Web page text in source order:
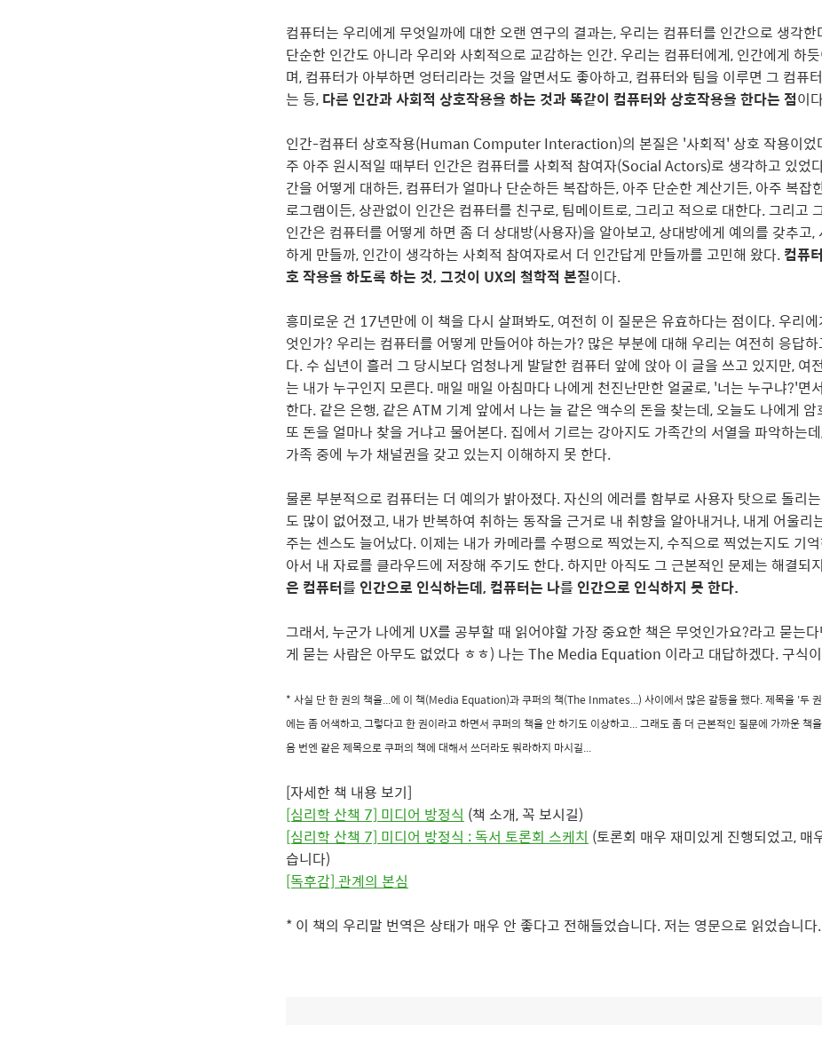
컴퓨터는 우리에게 무엇일까에 대한 오랜 연구의 결과는, 우리는 컴퓨터를 인간으로 생각
단순한 인간도 아니라 우리와 사회적으로 교감하는 인간. 우리는 컴퓨터에게, 인간에게 하
며, 컴퓨터가 아부하면 엉터리라는 것을 알면서도 좋아하고, 컴퓨터와 팀을 이루면 그 컴퓨
는 등, 다른 인간과 사회적 상호작용을 하는 것과 똑같이 컴퓨터와 상호작용을 한다는 점이
인간-컴퓨터 상호작용(Human Computer Interaction)의 본질은 '사회적' 상호 작용이었
주 아주 원시적일 때부터 인간은 컴퓨터를 사회적 참여자(Social Actors)로 생각하고 있었
간을 어떻게 대하든, 컴퓨터가 얼마나 단순하든 복잡하든, 아주 단순한 계산기든, 아주 복잡
로그램이든, 상관없이 인간은 컴퓨터를 친구로, 팀메이트로, 그리고 적으로 대한다. 그리고
인간은 컴퓨터를 어떻게 하면 좀 더 상대방(사용자)을 알아보고, 상대방에게 예의를 갖추고,
하게 만들까, 인간이 생각하는 사회적 참여자로서 더 인간답게 만들까를 고민해 왔다. 컴퓨
호 작용을 하도록 하는 것, 그것이 UX의 철학적 본질이다.
흥미로운 건 17년만에 이 책을 다시 살펴봐도, 여전히 이 질문은 유효하다는 점이다. 우리
엇인가? 우리는 컴퓨터를 어떻게 만들어야 하는가? 많은 부분에 대해 우리는 여전히 응답
다. 수 십년이 흘러 그 당시보다 엄청나게 발달한 컴퓨터 앞에 앉아 이 글을 쓰고 있지만, 여
는 내가 누구인지 모른다. 매일 매일 아침마다 나에게 천진난만한 얼굴로, '너는 누구냐?'면
한다. 같은 은행, 같은 ATM 기계 앞에서 나는 늘 같은 액수의 돈을 찾는데, 오늘도 나에게 암
또 돈을 얼마나 찾을 거냐고 물어본다. 집에서 기르는 강아지도 가족간의 서열을 파악하는
가족 중에 누가 채널권을 갖고 있는지 이해하지 못 한다.
물론 부분적으로 컴퓨터는 더 예의가 밝아졌다. 자신의 에러를 함부로 사용자 탓으로 돌리
도 많이 없어졌고, 내가 반복하여 취하는 동작을 근거로 내 취향을 알아내거나, 내게 어울리
주는 센스도 늘어났다. 이제는 내가 카메라를 수평으로 찍었는지, 수직으로 찍었는지도 기
아서 내 자료를 클라우드에 저장해 주기도 한다. 하지만 아직도 그 근본적인 문제는 해결되
은 컴퓨터를 인간으로 인식하는데, 컴퓨터는 나를 인간으로 인식하지 못 한다.
그래서, 누군가 나에게 UX를 공부할 때 읽어야할 가장 중요한 책은 무엇인가요?라고 묻는
게 묻는 사람은 아무도 없었다 ㅎㅎ) 나는 The Media Equation 이라고 대답하겠다. 구식
* 사실 단 한 권의 책을...에 이 책(Media Equation)과 쿠퍼의 책(The Inmates...) 사이에서 많은 갈등을 했다. 제목을 '두 권
에는 좀 어색하고, 그렇다고 한 권이라고 하면서 쿠퍼의 책을 안 하기도 이상하고... 그래도 좀 더 근본적인 질문에 가까운 책
음 번엔 같은 제목으로 쿠퍼의 책에 대해서 쓰더라도 뭐라하지 마시길...
[자세한 책 내용 보기]
[심리학 산책 7] 미디어 방정식 (책 소개, 꼭 보시길)
[심리학 산책 7] 미디어 방정식 : 독서 토론회 스케치 (토론회 매우 재미있게 진행되었고, 매
습니다)
[독후감] 관계의 본심
* 이 책의 우리말 번역은 상태가 매우 안 좋다고 전해들었습니다. 저는 영문으로 읽었습니다.